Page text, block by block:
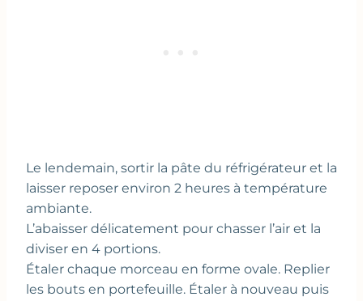
Le lendemain, sortir la pâte du réfrigérateur et la
laisser reposer environ 2 heures à température
ambiante.
L’abaisser délicatement pour chasser l’air et la
diviser en 4 portions.
Étaler chaque morceau en forme ovale. Replier
les bouts en portefeuille. Étaler à nouveau puis